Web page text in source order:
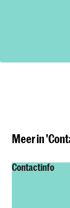
Meer in
Contactinfo